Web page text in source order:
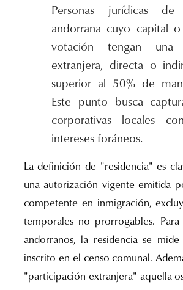
Personas jurídicas de
andorrana cuyo capital
votación tengan una
extranjera, directa o
superior al 50% de
Este punto busca
corporativas locales
intereses foráneos.
La definición de "residencia" es
una autorización vigente emitida
competente en inmigración,
temporales no prorrogables. Para
andorranos, la residencia se
inscrito en el censo comunal.
"participación extranjera" aquella